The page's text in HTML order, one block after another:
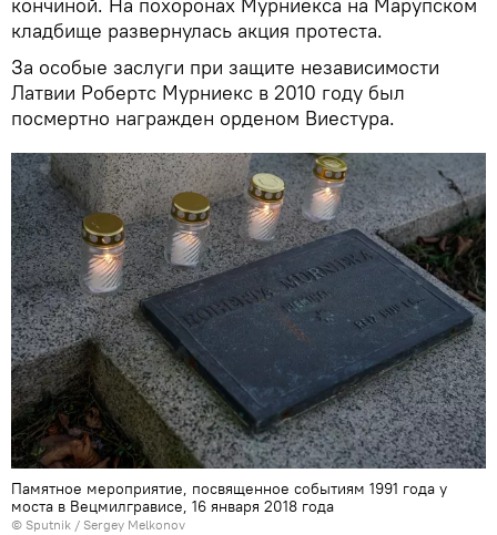
кончиной. На похоронах Мурниекса на Марупском
кладбище развернулась акция протеста.
За особые заслуги при защите независимости
Латвии Робертс Мурниекс в 2010 году был
посмертно награжден орденом Виестура.
Памятное мероприятие, посвященное событиям 1991 года у
моста в Вецмилгрависе, 16 января 2018 года
© Sputnik / Sergey Melkonov